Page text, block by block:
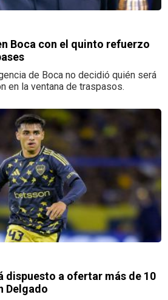
Boca con el quinto refuerzo
de Boca no decidió quién será
en la ventana de traspasos.
dispuesto a ofertar más de 10
Delgado